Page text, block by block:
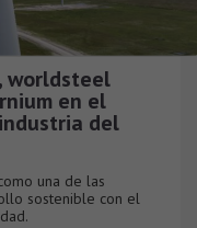
worldsteel
en el
del
una de las
sostenible con el